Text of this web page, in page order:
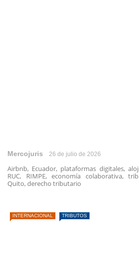
Mercojuris 26 de julio de 2026
Airbnb, Ecuador, plataformas digitales,
RUC, RIMPE, economía colaborativa,
Quito, derecho tributario
INTERNACIONAL TRIBUTOS